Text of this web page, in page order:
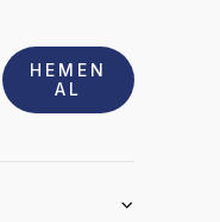
HEMEN
AL